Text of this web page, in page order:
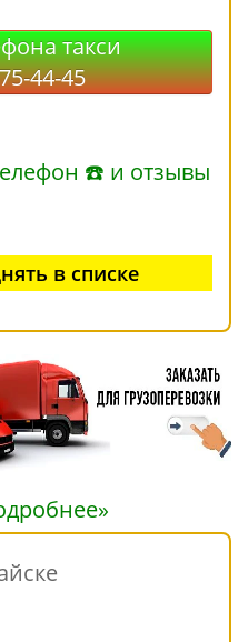
такси
44-45
☎ и отзывы
в списке